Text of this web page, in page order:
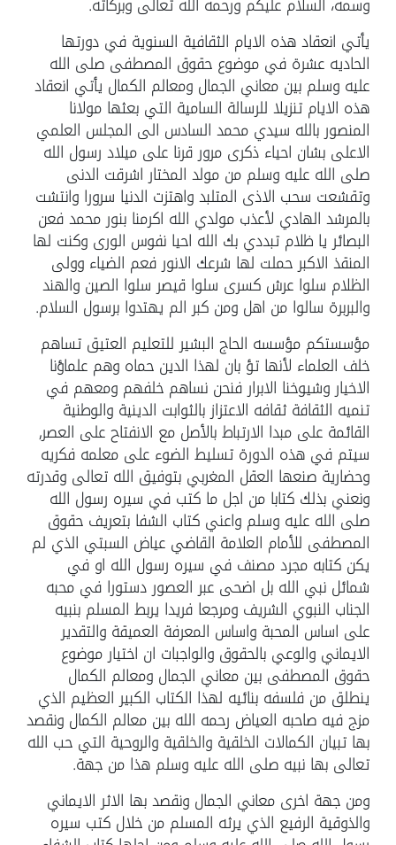
يأتي انعقاد هذه الايام الثقافية السنوية في دورتها
الحاديه عشرة في موضوع حقوق المصطفى صلى الله
عليه وسلم بين معاني الجمال ومعالم الكمال يأتي انعقاد
هذه الايام تنزيلا للرسالة السامية التي بعثها مولانا
المنصور بالله سيدي محمد السادس الى المجلس العلمي
الاعلى بشان احياء ذكرى مرور قرنا على ميلاد رسول الله
صلى الله عليه وسلم من مولد المختار اشرقت الدنى
وتقشعت سحب الاذى المتلبد واهتزت الدنيا سرورا وانتشت
بالمرشد الهادي لأعذب مولدي الله اكرمنا بنور محمد فعن
البصائر يا ظلام تبددي بك الله احيا نفوس الورى وكنت لها
المنقذ الاكبر حملت لها شرعك الانور فعم الضياء وولى
الظلام سلوا عرش كسرى سلوا قيصر سلوا الصين والهند
والبربرة سالوا من اهل ومن كبر الم يهتدوا برسول السلام.
مؤسستكم مؤسسه الحاج البشير للتعليم العتيق تساهم
خلف العلماء لأنها تؤ بان لهذا الدين حماه وهم علماؤنا
الاخيار وشيوخنا الابرار فنحن نساهم خلفهم ومعهم في
تنميه الثقافة ثقافه الاعتزاز بالثوابت الدينية والوطنية
القائمة على مبدا الارتباط بالأصل مع الانفتاح على العصر,
سيتم في هذه الدورة تسليط الضوء على معلمه فكريه
وحضارية صنعها العقل المغربي بتوفيق الله تعالى وقدرته
ونعني بذلك كتابا من اجل ما كتب في سيره رسول الله
صلى الله عليه وسلم واعني كتاب الشفا بتعريف حقوق
المصطفى للأمام العلامة القاضي عياض السبتي الذي لم
يكن كتابه مجرد مصنف في سيره رسول الله او في
شمائل نبي الله بل اضحى عبر العصور دستورا في محبه
الجناب النبوي الشريف ومرجعا فريدا يربط المسلم بنبيه
على اساس المحبة واساس المعرفة العميقة والتقدير
الايماني والوعي بالحقوق والواجبات ان اختيار موضوع
حقوق المصطفى بين معاني الجمال ومعالم الكمال
ينطلق من فلسفه بنائيه لهذا الكتاب الكبير العظيم الذي
مزج فيه صاحبه العياض رحمه الله بين معالم الكمال ونقصد
بها تبيان الكمالات الخلقية والخلقية والروحية التي حب الله
تعالى بها نبيه صلى الله عليه وسلم هذا من جهة.
ومن جهة اخرى معاني الجمال ونقصد بها الاثر الايماني
والذوقية الرفيع الذي يرثه المسلم من خلال كتب سيره